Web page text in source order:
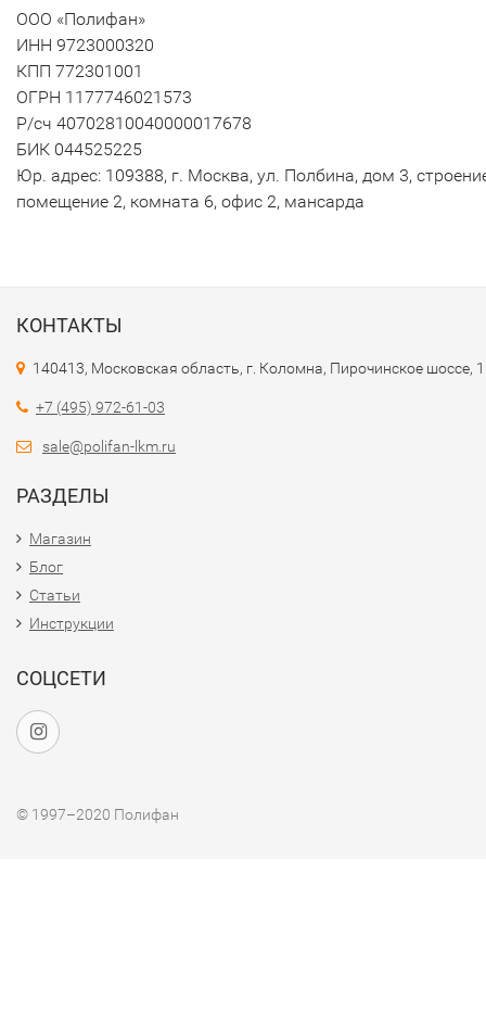
ООО «Полифан»
ИНН 9723000320
КПП 772301001
ОГРН 1177746021573
Р/сч 40702810040000017678
БИК 044525225
Юр. адрес: 109388, г. Москва, ул. Полбина, дом 3,
помещение 2, комната 6, офис 2, мансарда
КОНТАКТЫ
140413, Московская область, г. Коломна, Пирочинское шоссе,
+7 (495) 972-61-03
sale@polifan-lkm.ru
РАЗДЕЛЫ
Магазин
Блог
Статьи
Инструкции
СОЦСЕТИ
© 1997–2020 Полифан